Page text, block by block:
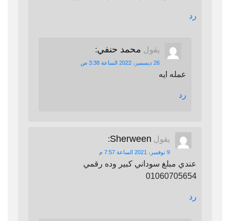
رد
يقول محمد حنفي:
26 ديسمبر، 2022 الساعة 3:38 ص
عمله ايه
رد
يقول Sherween
:
9 نوفمبر، 2021 الساعة 7:57 م
عندي مبلغ سوداني كبير وده رقمي
01060705654
رد